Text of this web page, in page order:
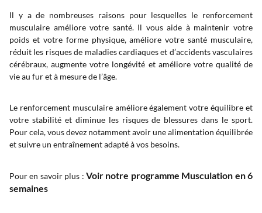
Il y a de nombreuses raisons pour lesquelles le renforcement
musculaire améliore votre santé. Il vous aide à maintenir votre
poids et votre forme physique, améliore votre santé musculaire,
réduit les risques de maladies cardiaques et d’accidents vasculaires
cérébraux, augmente votre longévité et améliore votre qualité de
vie au fur et à mesure de l’âge.
Le renforcement musculaire améliore également votre équilibre et
votre stabilité et diminue les risques de blessures dans le sport.
Pour cela, vous devez notamment avoir une alimentation équilibrée
et suivre un entraînement adapté à vos besoins.
Pour en savoir plus : Voir notre programme Musculation en 6
semaines